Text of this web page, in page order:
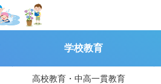
学校教育
高校教育・中高一貫教育